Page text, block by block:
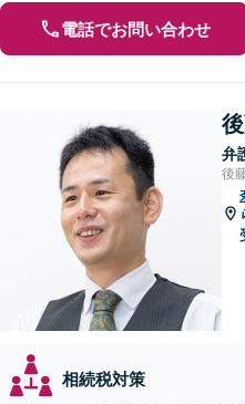
電話でお問い合わせ
弁
後
相続税対策